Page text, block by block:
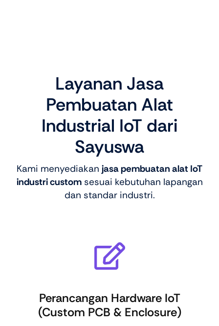
Layanan Jasa
Pembuatan Alat
Industrial IoT dari
Sayuswa
Kami menyediakan jasa pembuatan alat IoT
industri customsesuai kebutuhan lapangan
dan standar industri.
Perancangan Hardware IoT
(Custom PCB & Enclosure)